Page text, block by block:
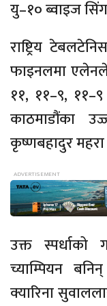
यु–१० ब्वाइज
राष्ट्रिय
फाइनलमा एलेनले
११, ११–९,
काठमाडौंका
कृष्णबहादुर
उक्त स्पर्धाको
च्याम्पियन
क्यारिना